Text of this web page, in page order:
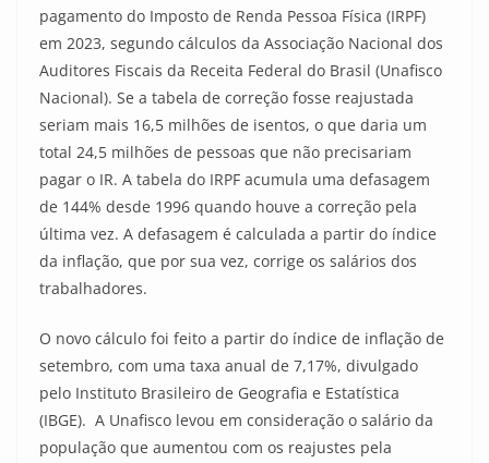
pagamento do Imposto de Renda Pessoa Física (IRPF)
em 2023, segundo cálculos da Associação Nacional dos
Auditores Fiscais da Receita Federal do Brasil (Unafisco
Nacional). Se a tabela de correção fosse reajustada
seriam mais 16,5 milhões de isentos, o que daria um
total 24,5 milhões de pessoas que não precisariam
pagar o IR. A tabela do IRPF acumula uma defasagem
de 144% desde 1996 quando houve a correção pela
última vez. A defasagem é calculada a partir do índice
da inflação, que por sua vez, corrige os salários dos
trabalhadores.
O novo cálculo foi feito a partir do índice de inflação de
setembro, com uma taxa anual de 7,17%, divulgado
pelo Instituto Brasileiro de Geografia e Estatística
(IBGE). A Unafisco levou em consideração o salário da
população que aumentou com os reajustes pela